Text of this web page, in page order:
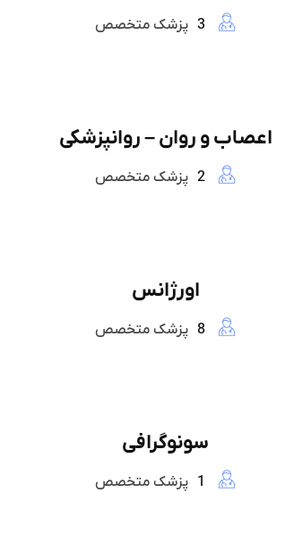
3 پزشک متخصص
اعصاب و روان – روانپزشکی
2 پزشک متخصص
اورژانس
8 پزشک متخصص
سونوگرافی
1 پزشک متخصص